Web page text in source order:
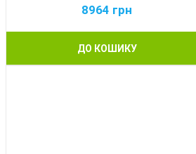
8964 грн
ДО КОШИКУ